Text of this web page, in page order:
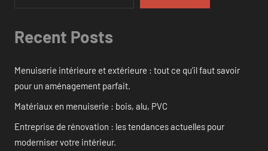
Recent Posts
Menuiserie intérieure et extérieure : tout ce qu’il faut savoir
pour un aménagement parfait.
Matériaux en menuiserie : bois, alu, PVC
Entreprise de rénovation : les tendances actuelles pour
moderniser votre intérieur.